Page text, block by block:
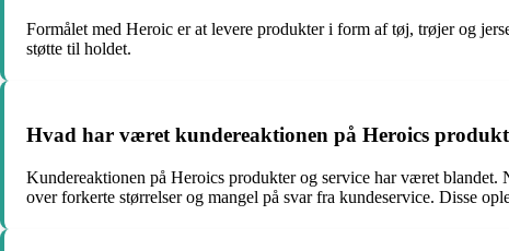
Formålet med Heroic er at levere produkter i form af tøj, trøjer og
støtte til holdet.
Hvad har været kundereaktionen på Heroics
Kundereaktionen på Heroics produkter og service har været
over forkerte størrelser og mangel på svar fra kundeservice. Disse